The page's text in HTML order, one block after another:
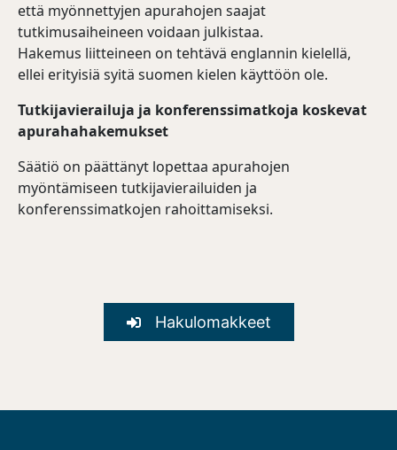
että myönnettyjen apurahojen saajat
tutkimusaiheineen voidaan julkistaa.
Hakemus liitteineen on tehtävä englannin kielellä,
ellei erityisiä syitä suomen kielen käyttöön ole.
Tutkijavierailuja ja konferenssimatkoja koskevat
apurahahakemukset
Säätiö on päättänyt lopettaa apurahojen
myöntämiseen tutkijavierailuiden ja
konferenssimatkojen rahoittamiseksi.
Hakulomakkeet